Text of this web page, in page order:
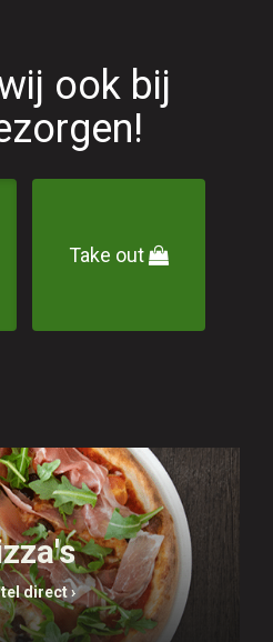
Login
ook bij
Take out
direct ›